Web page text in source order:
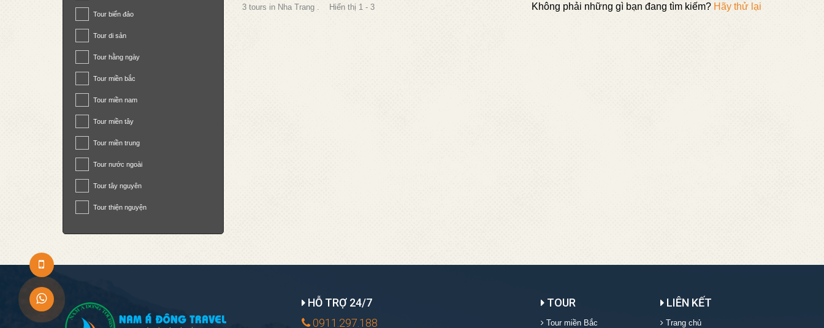
Tour biển đảo
Tour di sản
Tour hằng ngày
Tour miền bắc
Tour miền nam
Tour miền tây
Tour miền trung
Tour nước ngoài
Tour tây nguyên
Tour thiện nguyện
3 tours in Nha Trang . Hiển thị 1 - 3 Không phải những gì bạn đang tìm kiếm? Hãy thử lại
HỖ TRỢ 24/7
0911.297.188
TOUR
Tour miền Bắc
LIÊN KẾT
Trang chủ